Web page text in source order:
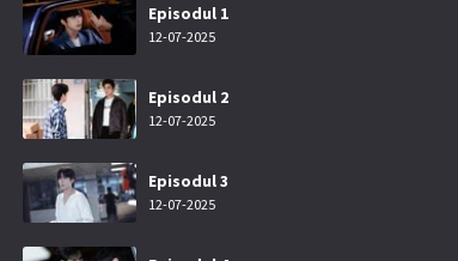
Episodul 1
12-07-2025
Episodul 2
12-07-2025
Episodul 3
12-07-2025